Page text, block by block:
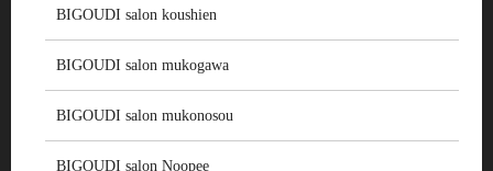
BIGOUDI salon koushien
BIGOUDI salon mukogawa
BIGOUDI salon mukonosou
BIGOUDI salon Noopee